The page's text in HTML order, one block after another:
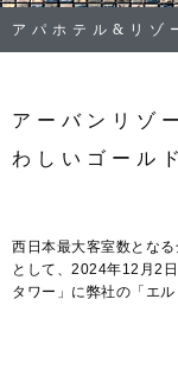
アパホテル&リゾ
アーバンリゾ
わしいゴール
西日本最大客室数とな
として、2024年12月2
タワー」に弊社の「エ